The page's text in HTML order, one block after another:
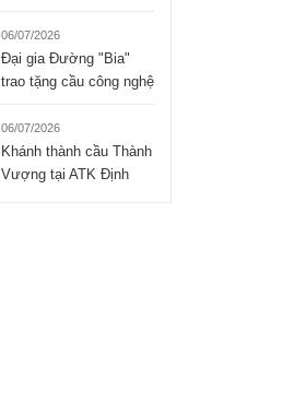
TNHH Hòa Bình
06/07/2026
Đại gia Đường "Bia"
trao tặng cầu công nghệ
- Thái Nguyên
06/07/2026
Khánh thành cầu Thành
Vượng tại ATK Định